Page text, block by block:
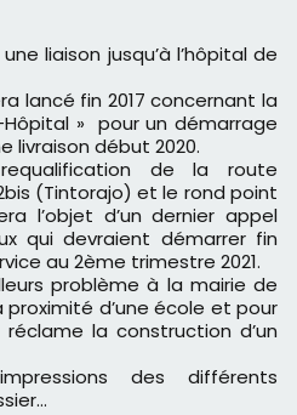
liaison jusqu’à l’hôpital de
lancé fin 2017 concernant la
Hôpital » pour un démarrage
livraison début 2020.
de la route
(Tintorajo) et le rond point
l’objet d’un dernier appel
qui devraient démarrer fin
au 2ème trimestre 2021.
problème à la mairie de
proximité d’une école et pour
la construction d’un
des différents